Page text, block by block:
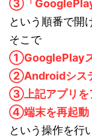
③「GooglePlay
という順番で開
そこで
①GooglePlayス
②Androidシス
③上記アプリを
④端末を再起動
という操作を行